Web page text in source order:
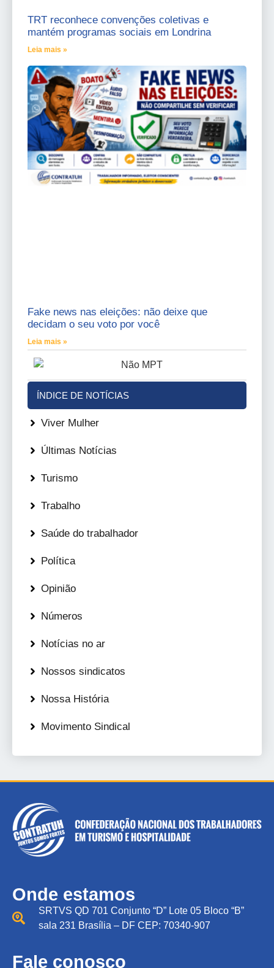
TRT reconhece convenções coletivas e
mantém programas sociais em Londrina
Leia mais »
Fake news nas eleições: não deixe que
decidam o seu voto por você
Leia mais »
ÍNDICE DE NOTÍCIAS
Viver Mulher
Últimas Notícias
Turismo
Trabalho
Saúde do trabalhador
Política
Opinião
Números
Notícias no ar
Nossos sindicatos
Nossa História
Movimento Sindical
Onde estamos
SRTVS QD 701 Conjunto “D” Lote 05 Bloco “B”
sala 231 Brasília – DF CEP: 70340-907
Fale conosco